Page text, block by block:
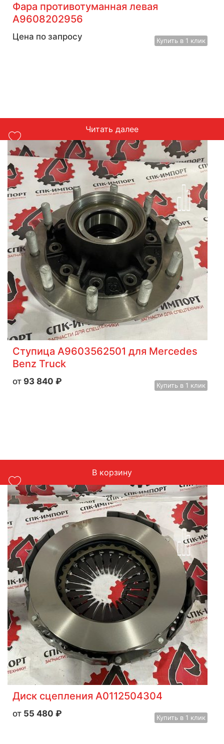
Фара противотуманная левая
A9608202956
Цена по запросу Купить в 1 клик
Читать далее
Ступица A9603562501 для Mercedes
Benz Truck
93 840 ₽ Купить в 1 клик
В корзину
Диск сцепления A0112504304
55 480 ₽ Купить в 1 клик